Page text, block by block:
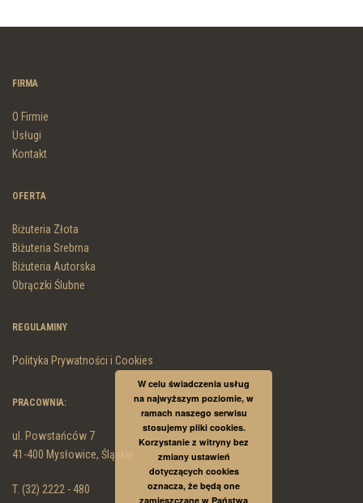
FIRMA
O Firmie
Usługi
Kontakt
OFERTA
Biżuteria Złota
Biżuteria Srebrna
Biżuteria Autorska
Obrączki Ślubne
REGULAMINY
Polityka Prywatności i Cookies
PRACOWNIA:
ul. Powstańców 7
41-400 Mysłowice, Śląskie
T. (32) 2222 - 480
W celu świadczenia usług
na najwyższym poziomie, w
ramach naszego serwisu
stosujemy pliki cookies.
Korzystanie z witryny bez
zmiany ustawień
dotyczących cookies
oznacza, że będą one
zamieszczane w Państwa